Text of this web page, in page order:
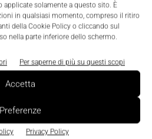
applicate solamente a questo sito. È
in qualsiasi momento, compreso il ritiro
della Cookie Policy o cliccando sul
nella parte inferiore dello schermo.
Per saperne di più su questi scopi
Accetta
Preferenze
Privacy Policy